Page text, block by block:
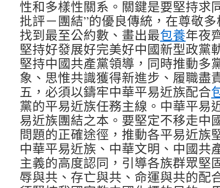
性和多樣性關系。關鍵是要堅持求
批評－團結”的優良傳統，在尊敬
找到最至公約數、畫出最包養年夜
堅持好發展好完美好中國新型政黨
堅持中國共產黨領導，同時推動多
象、思惟共識獲得新進步、履職盡
五，必須以鑄牢中華平易近族配合
黨的平易近族任務主線。中華平易
易近族團結之本。要堅定不移走中
問題的正確途徑，推動各平易近族
中華平易近族、中華文明、中國共
主義的高度認同，引導各族群眾堅
辱與共、存亡與共、命運與共的配